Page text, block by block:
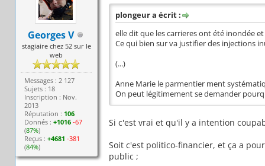
Georges V
stagiaire chez 52 sur le
web
Messages : 2 127
Sujets : 18
Inscription : Nov.
2013
Réputation : 106
Donnés :+1016 -67
(87%)
Reçus :+4681 -381
(84%)
plongeur a écrit :
elle dit que les carrieres ont été inondée
Ce qui bien sur va justifier des injections
(...)
Anne Marie le parmentier ment
On peut légitimement se demander
Si c'est vrai et qu'il y a intention
Soit c'est politico-financier, et ça a
public ;